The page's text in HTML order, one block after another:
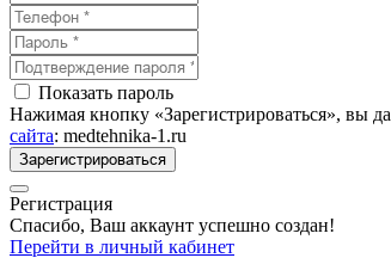
Показать пароль
Нажимая кнопку «Зарегистрироваться», вы
сайта: medtehnika-1.ru
Зарегистрироваться
Регистрация
Спасибо, Ваш аккаунт успешно создан!
Перейти в личный кабинет